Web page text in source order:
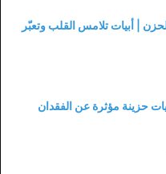
| أبيات تلامس القلب وتعبّر
حزينة مؤثرة عن الفقدان